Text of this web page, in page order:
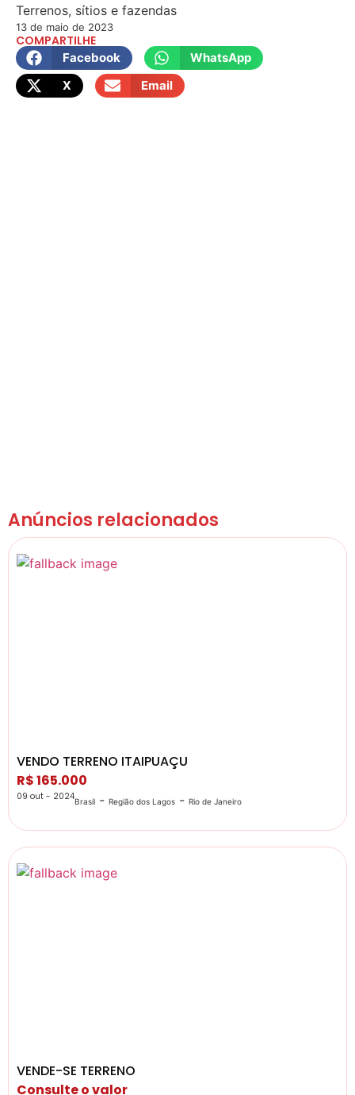
Terrenos, sítios e fazendas
13 de maio de 2023
COMPARTILHE
Facebook
WhatsApp
X
Email
Anúncios relacionados
VENDO TERRENO ITAIPUAÇU
R$ 165.000
09 out - 2024Brasil - Região dos Lagos - Rio de Janeiro
VENDE-SE TERRENO
Consulte o valor